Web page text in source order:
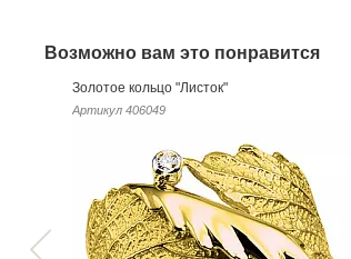
Возможно вам это понравится
Золотое кольцо "Листок"
Артикул 406049